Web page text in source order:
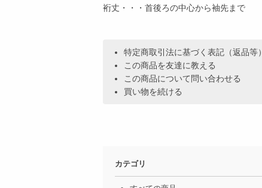
裄丈・・・首後ろの中心から袖先まで
特定商取引法に基づく表記（返品等）
この商品を友達に教える
この商品について問い合わせる
買い物を続ける
カテゴリ